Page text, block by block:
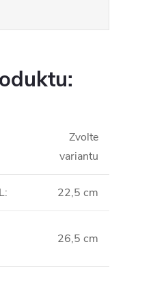
Zvolte
variantu
: 22,5 cm
26,5 cm